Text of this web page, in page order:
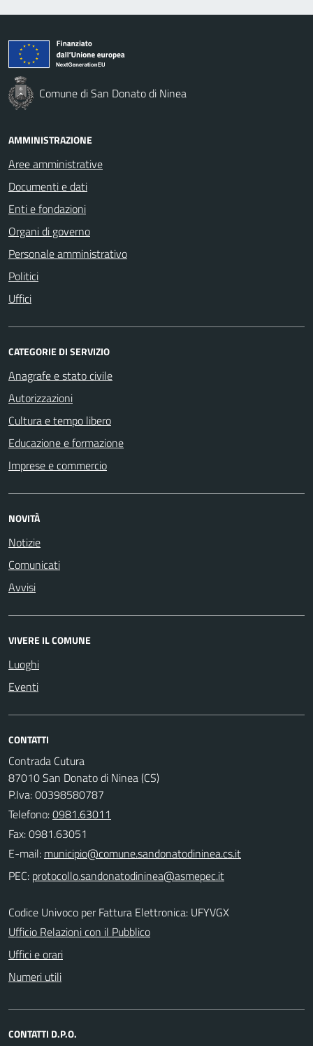
Comune di San Donato di Ninea
AMMINISTRAZIONE
Aree amministrative
Documenti e dati
Enti e fondazioni
Organi di governo
Personale amministrativo
Politici
Uffici
CATEGORIE DI SERVIZIO
Anagrafe e stato civile
Autorizzazioni
Cultura e tempo libero
Educazione e formazione
Imprese e commercio
NOVITÀ
Notizie
Comunicati
Avvisi
VIVERE IL COMUNE
Luoghi
Eventi
CONTATTI
Contrada Cutura
87010 San Donato di Ninea (CS)
P.Iva: 00398580787
Telefono:0981.63011
Fax: 0981.63051
E-mail:
PEC:
Codice Univoco per Fattura Elettronica: UFYVGX
Ufficio Relazioni con il Pubblico
Uffici e orari
Numeri utili
CONTATTI D.P.O.